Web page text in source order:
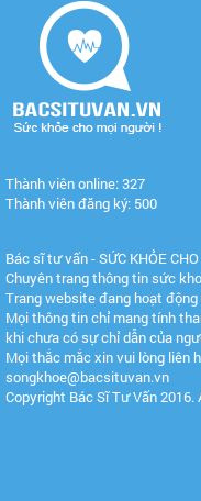
Thành viên online: 327
Thành viên đăng ký: 500
Bác sĩ tư vấn - SỨC KHỎE
Chuyên trang thông tin sức
Trang website đang hoạt
Mọi thông tin chỉ mang tính
khi chưa có sự chỉ dẫn của
Mọi thắc mắc xin vui lòng liên
songkhoe@bacsituvan.vn
Copyright Bác Sĩ Tư Vấn